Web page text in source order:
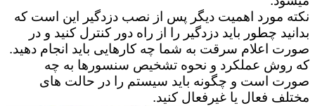
نکته مورد اهمیت دیگر پس از نصب دزدگیر این است که
بدانید چطور باید دزدگیر را از راه دور کنترل کنید و در
صورت اعلام سرقت به شما چه کارهایی باید انجام دهید.
که روش عملکرد و نحوه تشخیص سنسورها به چه
صورت است و چگونه باید سیستم را در حالت های
مختلف فعال یا غیرفعال کنید.